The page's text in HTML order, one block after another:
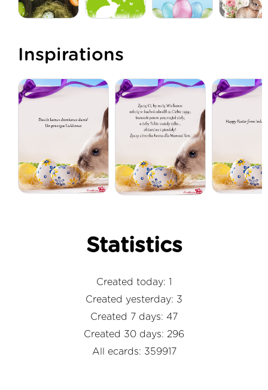
Inspirations
Statistics
Created today: 1
Created yesterday: 3
Created 7 days: 47
Created 30 days: 296
All ecards: 359917